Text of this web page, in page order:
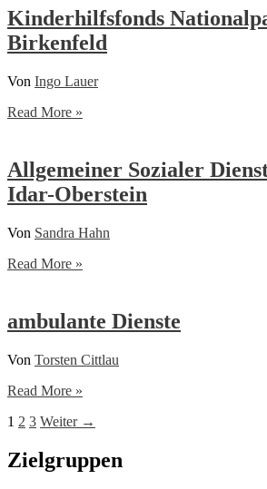
und
Jugendliche
(FELIX)
Kinderhilfsfonds
Birkenfeld
Von Ingo Lauer
Kinderhilfsfonds
Read More »
Allgemeiner Sozialer
Idar-Oberstein
Von Sandra Hahn
Allgemeiner
Stadtgebiet
Oberstein
Read More »
ambulante Dienste
Von Torsten Cittlau
ambulante
Read More »
1 2 3 Weiter →
Zielgruppen